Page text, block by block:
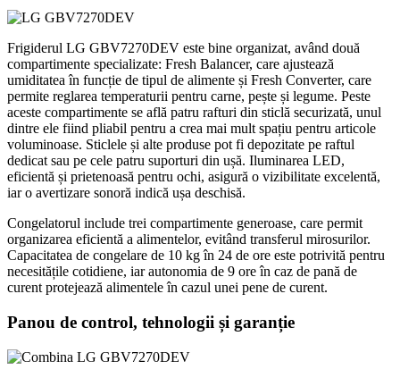
Frigiderul LG GBV7270DEV este bine organizat, având două
compartimente specializate: Fresh Balancer, care ajustează
umiditatea în funcție de tipul de alimente și Fresh Converter, care
permite reglarea temperaturii pentru carne, pește și legume. Peste
aceste compartimente se află patru rafturi din sticlă securizată, unul
dintre ele fiind pliabil pentru a crea mai mult spațiu pentru articole
voluminoase. Sticlele și alte produse pot fi depozitate pe raftul
dedicat sau pe cele patru suporturi din ușă. Iluminarea LED,
eficientă și prietenoasă pentru ochi, asigură o vizibilitate excelentă,
iar o avertizare sonoră indică ușa deschisă.
Congelatorul include trei compartimente generoase, care permit
organizarea eficientă a alimentelor, evitând transferul mirosurilor.
Capacitatea de congelare de 10 kg în 24 de ore este potrivită pentru
necesitățile cotidiene, iar autonomia de 9 ore în caz de pană de
curent protejează alimentele în cazul unei pene de curent.
Panou de control, tehnologii și garanție